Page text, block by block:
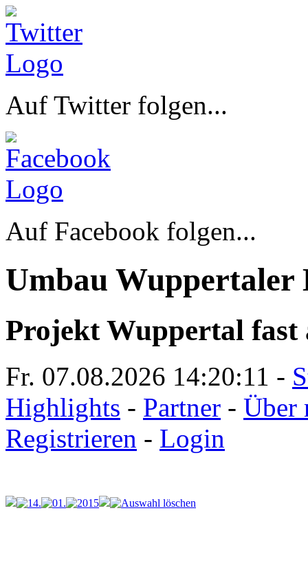
Auf Twitter folgen...
Auf Facebook folgen...
Umbau Wuppertaler
Projekt Wuppertal fast
Fr. 07.08.2026 14:20:11 -
Highlights - Partner - Über
Registrieren - Login